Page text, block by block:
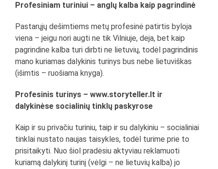
Profesiniam turiniui – anglų kalba kaip pagrindinė
Pastarųjų dešimtiems metų profesinė patirtis byloja
viena – jeigu nori augti ne tik Vilniuje, deja, bet kaip
pagrindine kalba turi dirbti ne lietuvių, todėl pagrindinis
mano kuriamas dalykinis turinys bus nebe lietuviškas
(išimtis – ruošiama knyga).
Profesinis turinys – www.storyteller.lt ir
dalykinėse socialinių tinklų paskyrose
Kaip ir su privačiu turiniu, taip ir su dalykiniu – socialiniai
tinklai nustato naujas taisykles, todėl turime prie to
prisitaikyti. Nuo šiol pradėsiu aktyviau reklamuoti
kuriamą dalykinį turinį (vėlgi – ne lietuvių kalba) jo